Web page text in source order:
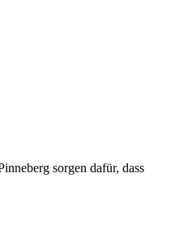
sorgen dafür, dass